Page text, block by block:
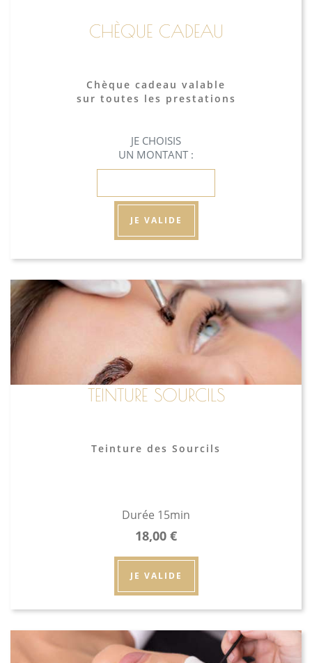
CHÈQUE CADEAU
Chèque cadeau valable
sur toutes les prestations
JE CHOISIS
UN MONTANT :
JE VALIDE
TEINTURE SOURCILS
Teinture des Sourcils
Durée 15min
18,00 €
JE VALIDE